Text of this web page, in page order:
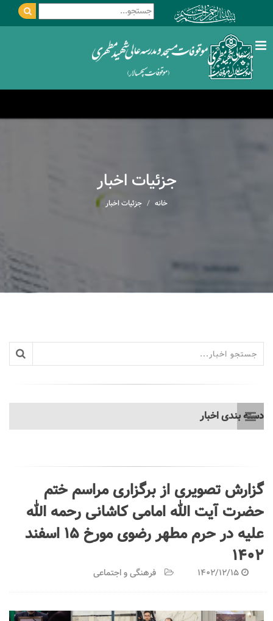
جزئیات اخبار
خانه جزئیات اخبار
دسته بندی اخبار
گزارش تصویری از برگزاری مراسم ختم
حضرت آیت الله امامی کاشانی رحمه الله
علیه در حرم مطهر رضوی مورخ ۱۵ اسفند
۱۴۰۲
1402/12/15 فرهنگی و اجتماعی